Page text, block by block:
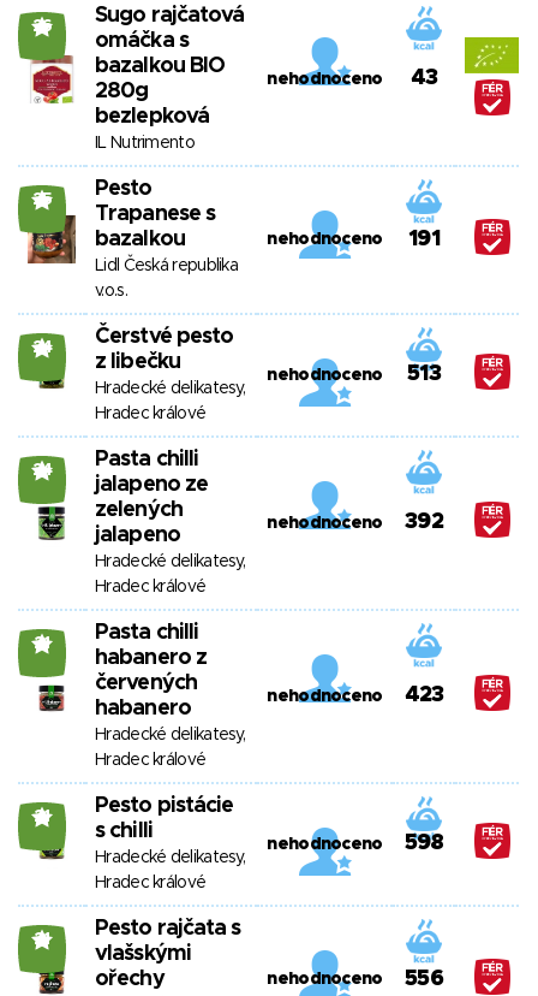
26
Sugo rajčatová
omáčka s
bazalkou BIO
280g
bezlepková
IL Nutrimento
nehodnoceno 43
25
Pesto
Trapanese s
bazalkou
Lidl Česká republika
v.o.s.
nehodnoceno 191
24
Čerstvé pesto
z libečku
Hradecké delikatesy,
Hradec králové
nehodnoceno 513
24
Pasta chilli
jalapeno ze
zelených
jalapeno
Hradecké delikatesy,
Hradec králové
nehodnoceno 392
21
Pasta chilli
habanero z
červených
habanero
Hradecké delikatesy,
Hradec králové
nehodnoceno 423
21
Pesto pistácie
s chilli
Hradecké delikatesy,
Hradec králové
nehodnoceno 598
21
Pesto rajčata s
vlašskými
ořechy
nehodnoceno 556